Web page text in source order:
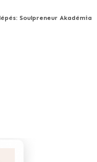
Soulpreneur Akadémia